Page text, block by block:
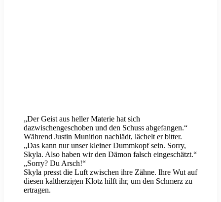
„Der Geist aus heller Materie hat sich
dazwischengeschoben und den Schuss abgefangen.“
Während Justin Munition nachlädt, lächelt er bitter.
„Das kann nur unser kleiner Dummkopf sein. Sorry,
Skyla. Also haben wir den Dämon falsch eingeschätzt.“
„Sorry? Du Arsch!“
Skyla presst die Luft zwischen ihre Zähne. Ihre Wut auf
diesen kaltherzigen Klotz hilft ihr, um den Schmerz zu
ertragen.